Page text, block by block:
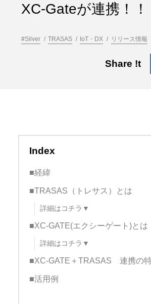
XC-Gateが連携！！
#Silver TRASAS IoT・DX リリース情報
Share !t
Index
■経緯
■TRASAS（トレサス）とは
詳細はコチラ▼
■XC-GATE(エクシーゲート)とは
詳細はコチラ▼
■XC-GATE＋TRASAS 連携の
■活用例